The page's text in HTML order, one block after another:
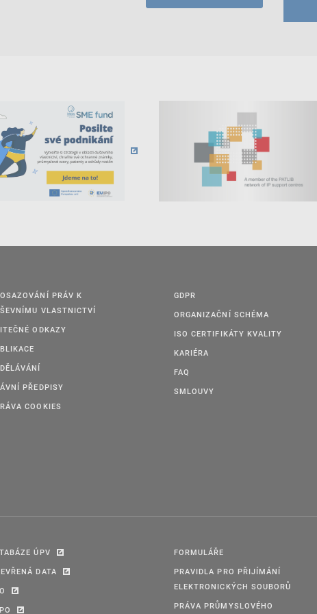
PRÁV K
VLASTNICTVÍ
ODKAZY
PŘEDPISY
COOKIES
GDPR
ORGANIZAČNÍ SCHÉMA
ISO CERTIFIKÁTY KVALITY
KARIÉRA
FAQ
SMLOUVY
ÚPV
DATA
FORMULÁŘE
PRAVIDLA PRO PŘIJÍMÁNÍ
ELEKTRONICKÝCH SOUBORŮ
PRÁVA PRŮMYSLOVÉHO